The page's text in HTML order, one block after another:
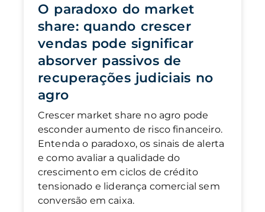
O paradoxo do market
share: quando crescer
vendas pode significar
absorver passivos de
recuperações judiciais no
agro
Crescer market share no agro pode
esconder aumento de risco financeiro.
Entenda o paradoxo, os sinais de alerta
e como avaliar a qualidade do
crescimento em ciclos de crédito
tensionado e liderança comercial sem
conversão em caixa.